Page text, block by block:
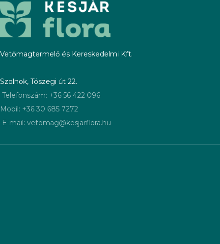
eseményeknek, pl egy egy
fagy, illetve egy jégeső után.
Nagy ellenálló képessége van
a varasodás, és a mozaikvírus
hibrid, valamivel rövidebb és
üvegházba, szabadföldre
egyaránt. Keseredésre nem
TERMESZTÉSI PARAMÉTEREK:
tő/ha
mozaikvírus, és a varasodás
Vetőmagtermelő és Kereskedelmi Kft.
Szolnok, Tószegi út 22.
Telefonszám: +36 56 422 096
Mobil: +36 30 685 7272
E-mail: vetomag@kesjarflora.hu